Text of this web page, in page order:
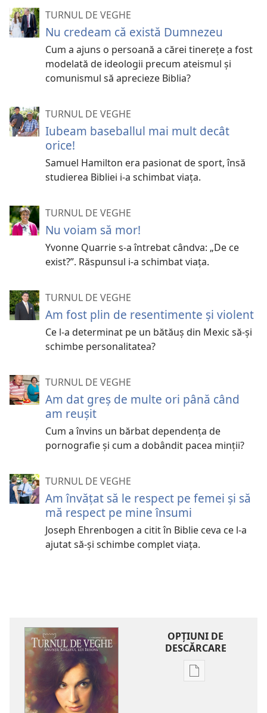
TURNUL DE VEGHE
Nu credeam că există Dumnezeu
Cum a ajuns o persoană a cărei tinerețe a fost
modelată de ideologii precum ateismul și
comunismul să aprecieze Biblia?
TURNUL DE VEGHE
Iubeam baseballul mai mult decât
orice!
Samuel Hamilton era pasionat de sport, însă
studierea Bibliei i-a schimbat viața.
TURNUL DE VEGHE
Nu voiam să mor!
Yvonne Quarrie s-a întrebat cândva: „De ce
exist?”. Răspunsul i-a schimbat viața.
TURNUL DE VEGHE
Am fost plin de resentimente și violent
Ce l-a determinat pe un bătăuș din Mexic să-și
schimbe personalitatea?
TURNUL DE VEGHE
Am dat greș de multe ori până când
am reușit
Cum a învins un bărbat dependența de
pornografie și cum a dobândit pacea minții?
TURNUL DE VEGHE
Am învățat să le respect pe femei și să
mă respect pe mine însumi
Joseph Ehrenbogen a citit în Biblie ceva ce l-a
ajutat să-și schimbe complet viața.
OPŢIUNI DE
DESCĂRCARE
Opțiuni